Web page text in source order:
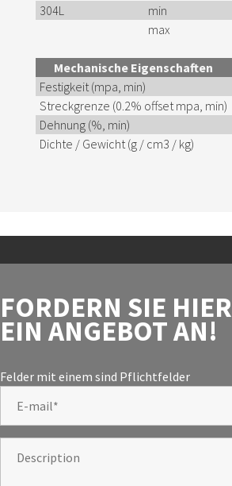
304L
min
max
Mechanische Eigenschaften
Festigkeit (mpa, min)
Streckgrenze (0.2% offset mpa, min)
Dehnung (%, min)
Dichte / Gewicht (g / cm3 / kg)
FORDERN SIE HIER
EIN ANGEBOT AN!
Felder mit einem sind Pflichtfelder